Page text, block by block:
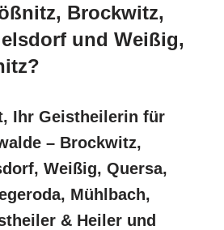
Brockwitz,
und Weißig,
Ihr Geistheilerin für
– Brockwitz,
Weißig, Quersa,
Mühlbach,
& Heiler und